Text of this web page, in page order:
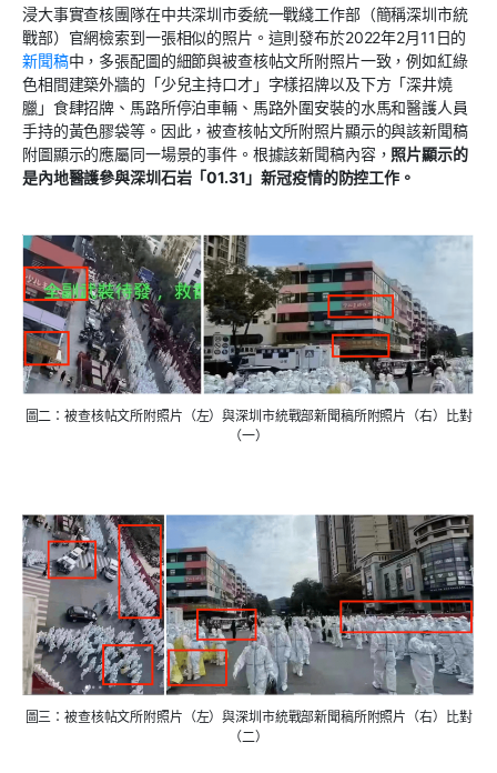
浸大事實查核團隊在中共深圳市委統一戰綫工作部（簡稱深圳市統
戰部）官網檢索到一張相似的照片。這則發布於2022年2月11日的
新聞稿中，多張配圖的細節與被查核帖文所附照片一致，例如紅綠
色相間建築外牆的「少兒主持口才」字樣招牌以及下方「深井燒
臘」食肆招牌、馬路所停泊車輛、馬路外圍安裝的水馬和醫護人員
手持的黃色膠袋等。因此，被查核帖文所附照片顯示的與該新聞稿
附圖顯示的應屬同一場景的事件。根據該新聞稿內容， 照片顯示的
是內地醫護參與深圳石岩「01.31」新冠疫情的防控工作。
圖二：被查核帖文所附照片（左）與深圳市統戰部新聞稿所附照片（右）比對
（一）
圖三：被查核帖文所附照片（左）與深圳市統戰部新聞稿所附照片（右）比對
（二）